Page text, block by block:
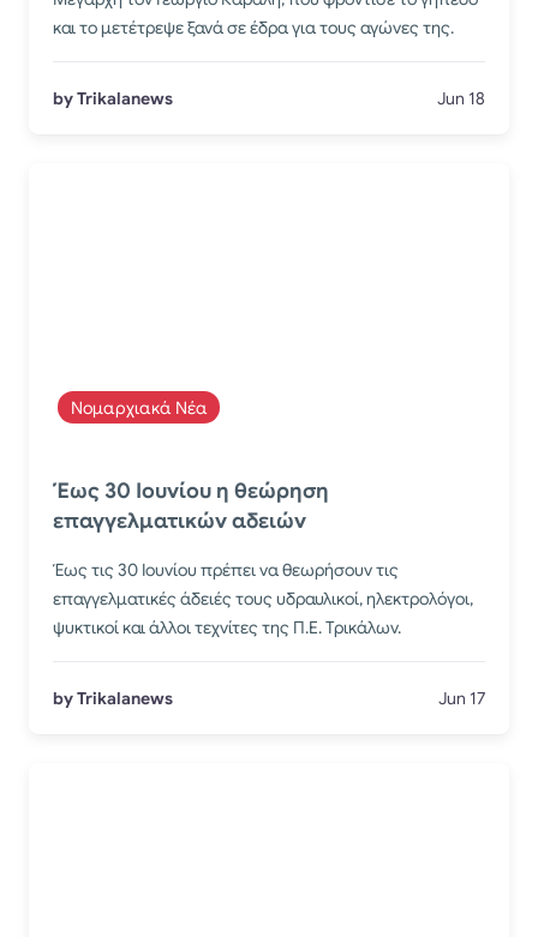
και το μετέτρεψε ξανά σε έδρα για τους αγώνες της.
by Trikalanews Jun 18
Νομαρχιακά Νέα
Έως 30 Ιουνίου η θεώρηση
επαγγελματικών αδειών
Έως τις 30 Ιουνίου πρέπει να θεωρήσουν τις
επαγγελματικές άδειές τους υδραυλικοί, ηλεκτρολόγοι,
ψυκτικοί και άλλοι τεχνίτες της Π.Ε. Τρικάλων.
by Trikalanews Jun 17